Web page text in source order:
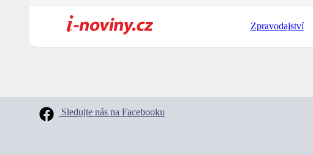
Zpravodajství
Sledujte nás na Facebooku